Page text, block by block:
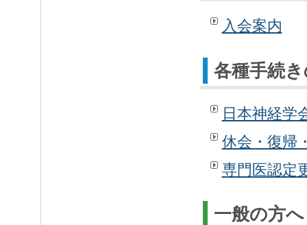
入会案内
各種手続
日本神経学
休会・復帰
専門医認定
一般の方へ